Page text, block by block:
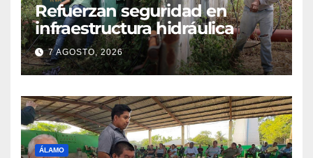
Refuerzan seguridad en
infraestructura hidráulica
7 AGOSTO, 2026
ÁLAMO